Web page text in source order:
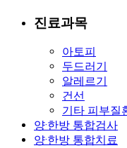
진료과목
아토피
두드러기
알레르기
건선
기타 피부질
양·한방 통합검사
양·한방 통합치료